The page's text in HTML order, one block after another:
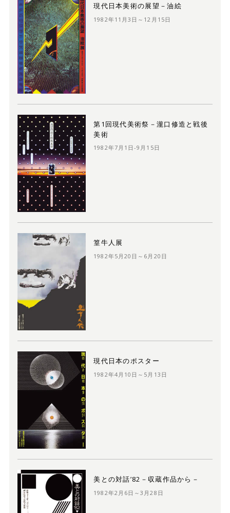
現代日本美術の展望－油絵
1982年11月3日～12月15日
第1回現代美術祭－瀧口修造と戦後
美術
1982年7月1日-9月15日
篁牛人展
1982年5月20日～6月20日
現代日本のポスター
1982年4月10日～5月13日
美との対話’82－収蔵作品から－
1982年2月6日～3月28日